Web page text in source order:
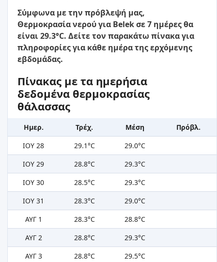
Σύμφωνα με την πρόβλεψή μας,
Θερμοκρασία νερού για Belek σε 7 ημέρες θα
είναι 29.3°C. Δείτε τον παρακάτω πίνακα για
πληροφορίες για κάθε ημέρα της ερχόμενης
εβδομάδας.
Πίνακας με τα ημερήσια
δεδομένα θερμοκρασίας
θάλασσας
Ημερ. Τρέχ. Μέση
Πρόβλ.
ΙΟΥ 28
29.1°C
29.0°C
ΙΟΥ 29
28.8°C
29.3°C
ΙΟΥ 30
28.5°C
29.3°C
ΙΟΥ 31
28.3°C
29.0°C
ΑΥΓ 1
28.3°C
28.8°C
ΑΥΓ 2
28.8°C
29.3°C
ΑΥΓ 3
28.8°C
29.5°C